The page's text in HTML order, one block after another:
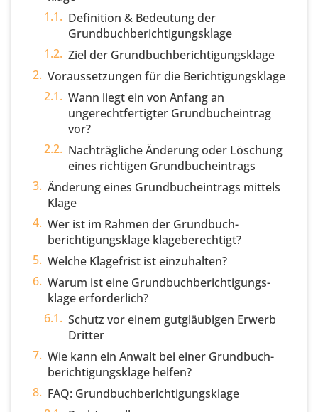
Definition & Bedeutung der
Grundbuchberichtigungsklage
Ziel der Grundbuchberichtigungsklage
Voraussetzungen für die Berichtigungsklage
Wann liegt ein von Anfang an
ungerechtfertigter Grundbucheintrag
vor?
Nachträgliche Änderung oder Löschung
eines richtigen Grundbucheintrags
Änderung eines Grundbucheintrags mittels
Klage
Wer ist im Rahmen der Grundbuch­
berichtigungs­klage klageberechtigt?
Welche Klagefrist ist einzuhalten?
Warum ist eine Grundbuch­berichtigungs­
klage erforderlich?
Schutz vor einem gutgläubigen Erwerb
Dritter
Wie kann ein Anwalt bei einer Grundbuch­
berichtigungs­klage helfen?
FAQ: Grundbuchberichtigungsklage